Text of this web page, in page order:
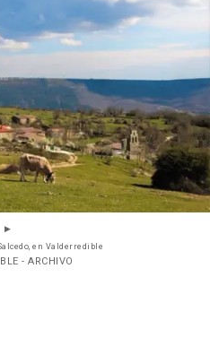
en Valderredible
- ARCHIVO